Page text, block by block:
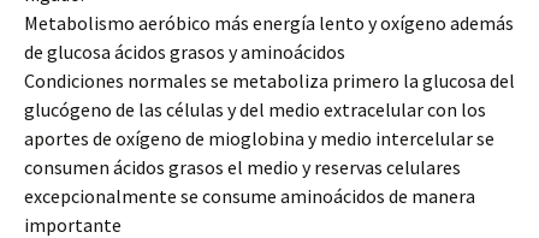
Metabolismo aeróbico más energía lento y oxígeno además
de glucosa ácidos grasos y aminoácidos
Condiciones normales se metaboliza primero la glucosa del
glucógeno de las células y del medio extracelular con los
aportes de oxígeno de mioglobina y medio intercelular se
consumen ácidos grasos el medio y reservas celulares
excepcionalmente se consume aminoácidos de manera
importante